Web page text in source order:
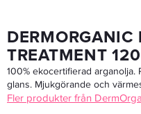
TREATMENT
100% ekocertifierad arganolja.
glans. Mjukgörande och
Fler produkter från